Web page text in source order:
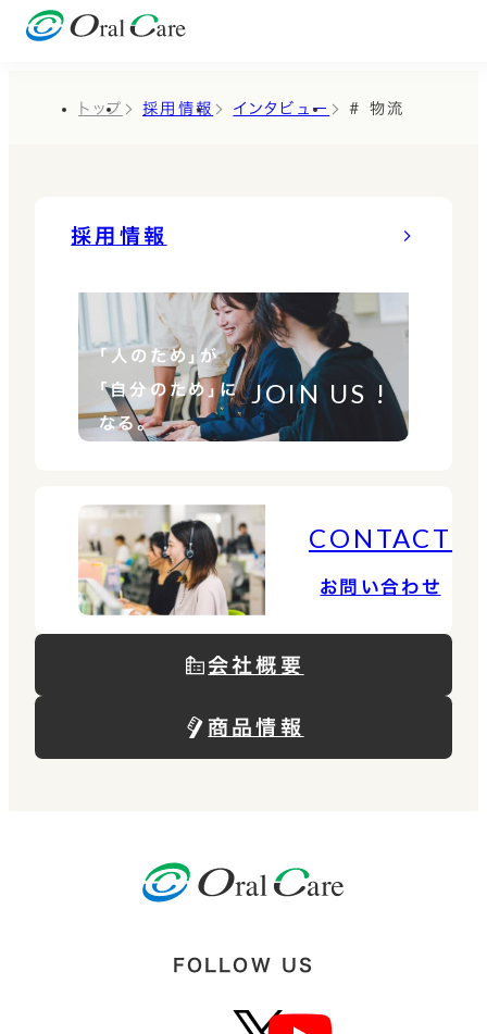
トップ 採用情報 インタビュー # 物流
採用情報
「人のため」が
「自分のため」に
なる。
JOIN US !
CONTACT
お問い合わせ
会社概要
商品情報
FOLLOW US